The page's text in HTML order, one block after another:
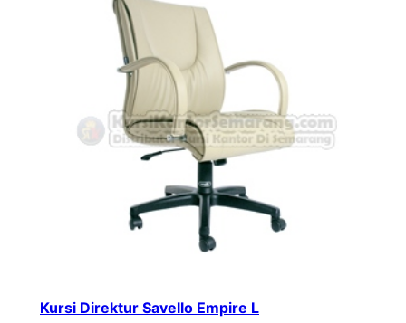
Kursi Direktur Savello Empire L